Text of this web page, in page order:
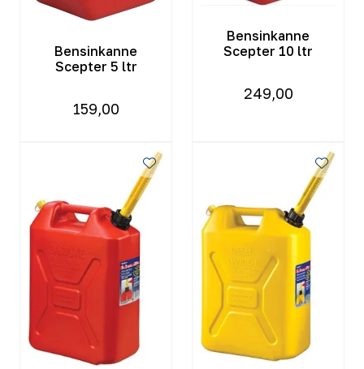
Bensinkanne
Scepter 5 ltr
159,00
Bensinkanne
Scepter 10 ltr
249,00